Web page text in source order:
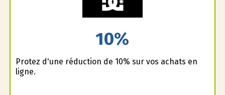
10%
Profitez d'une réduction de 10% sur vos achats en
ligne.